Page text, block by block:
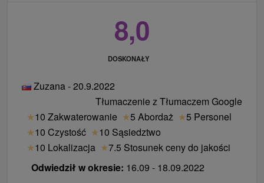
8,0
DOSKONAŁY
Zuzana - 20.9.2022
Tłumaczenie z Tłumaczem Google
★10 Zakwaterowanie ★5 Abordaż ★5 Personel
★10 Czystość ★10 Sąsiedztwo
★10 Lokalizacja ★7.5 Stosunek ceny do jakości
Odwiedził w okresie: 16.09 - 18.09.2022